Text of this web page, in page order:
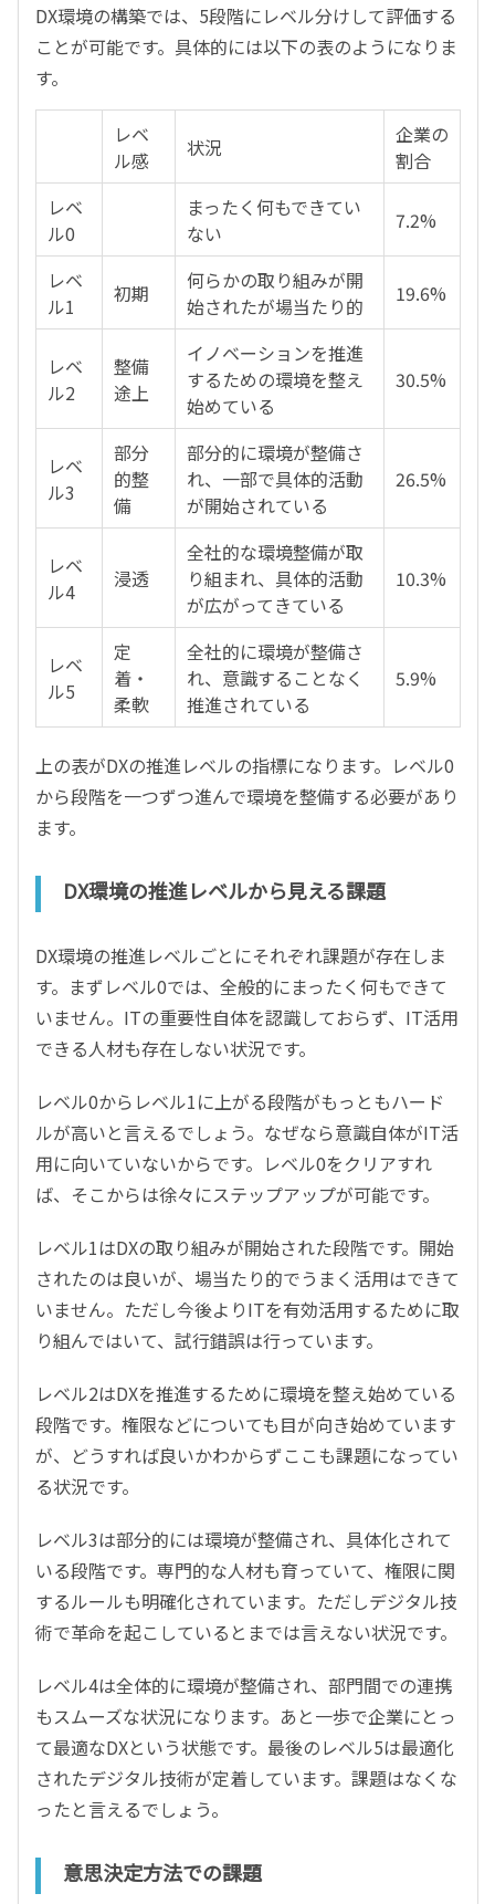
DX環境の構築では、5段階にレベル分けして評価する
ことが可能です。具体的には以下の表のようになりま
す。
レベ
ル感
状況
企業の
割合
レベ
ル0
まったく何もできてい
ない
7.2%
レベ
ル1
初期
何らかの取り組みが開
始されたが場当たり的
19.6%
レベ
ル2
整備
途上
イノベーションを推進
するための環境を整え
始めている
30.5%
レベ
ル3
部分
的整
備
部分的に環境が整備さ
れ、一部で具体的活動
が開始されている
26.5%
レベ
ル4
浸透
全社的な環境整備が取
り組まれ、具体的活動
が広がってきている
10.3%
レベ
ル5
定
着・
柔軟
全社的に環境が整備さ
れ、意識することなく
推進されている
5.9%
上の表がDXの推進レベルの指標になります。レベル0
から段階を一つずつ進んで環境を整備する必要があり
ます。
DX環境の推進レベルから見える課題
DX環境の推進レベルごとにそれぞれ課題が存在しま
す。まずレベル0では、全般的にまったく何もできて
いません。ITの重要性自体を認識しておらず、IT活用
できる人材も存在しない状況です。
レベル0からレベル1に上がる段階がもっともハード
ルが高いと言えるでしょう。なぜなら意識自体がIT活
用に向いていないからです。レベル0をクリアすれ
ば、そこからは徐々にステップアップが可能です。
レベル1はDXの取り組みが開始された段階です。開始
されたのは良いが、場当たり的でうまく活用はできて
いません。ただし今後よりITを有効活用するために取
り組んではいて、試行錯誤は行っています。
レベル2はDXを推進するために環境を整え始めている
段階です。権限などについても目が向き始めています
が、どうすれば良いかわからずここも課題になってい
る状況です。
レベル3は部分的には環境が整備され、具体化されて
いる段階です。専門的な人材も育っていて、権限に関
するルールも明確化されています。ただしデジタル技
術で革命を起こしているとまでは言えない状況です。
レベル4は全体的に環境が整備され、部門間での連携
もスムーズな状況になります。あと一歩で企業にとっ
て最適なDXという状態です。最後のレベル5は最適化
されたデジタル技術が定着しています。課題はなくな
ったと言えるでしょう。
意思決定方法での課題